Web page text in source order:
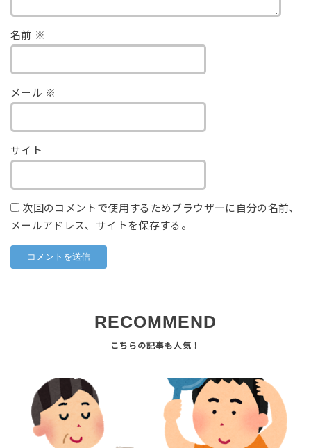
名前 ※
メール ※
サイト
次回のコメントで使用するためブラウザーに自分の名前、
メールアドレス、サイトを保存する。
RECOMMEND